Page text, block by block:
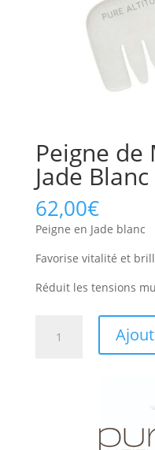
Peigne de
Jade Blanc
62,00€
Peigne en Jade blanc
Favorise vitalité et
Réduit les tensions